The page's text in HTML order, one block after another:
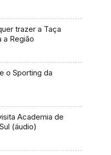
trazer a Taça
a Região
o Sporting da
Academia de
(áudio)